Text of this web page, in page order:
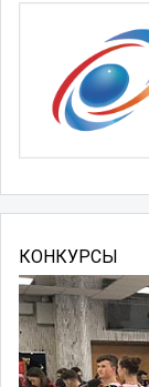
КОНКУРСЫ